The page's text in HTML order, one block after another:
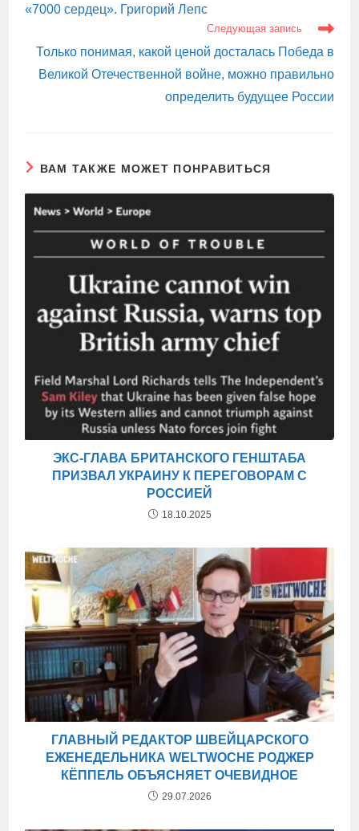
«7000 сердец». Григорий Лепс
Следующая запись
Только понимая, какой ценой досталась Победа в
Великой Отечественной войне, можно правильно
определить будущее России
ВАМ ТАКЖЕ МОЖЕТ ПОНРАВИТЬСЯ
ЭКС-ГЛАВА БРИТАНСКОГО ГЕНШТАБА
ПРИЗВАЛ УКРАИНУ К ПЕРЕГОВОРАМ С
РОССИЕЙ
18.10.2025
ГЛАВНЫЙ РЕДАКТОР ШВЕЙЦАРСКОГО
ЕЖЕНЕДЕЛЬНИКА WELTWOCHE РОДЖЕР
КЁППЕЛЬ ОБЪЯСНЯЕТ ОЧЕВИДНОЕ
29.07.2026